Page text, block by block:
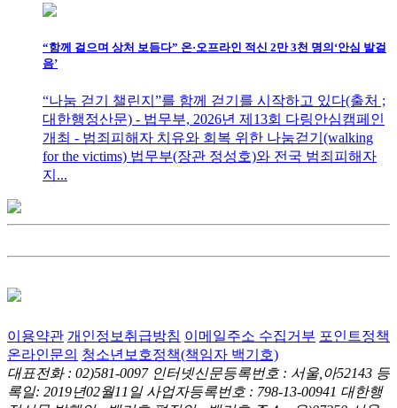
“함께 걸으며 상처 보듬다” 온·오프라인 적신 2만 3천 명의‘안심 발걸
음’
“나눔 걷기 챌린지”를 함께 걷기를 시작하고 있다(출처 ;
대한행정산문) - 법무부, 2026년 제13회 다링안심캠페인
개최 - 범죄피해자 치유와 회복 위한 나눔걷기(walking
for the victims) 법무부(장관 정성호)와 전국 범죄피해자
지...
이용약관 개인정보취급방침 이메일주소 수집거부 포인트정책
온라인문의 청소년보호정책(책임자 백기호)
대표전화 : 02)581-0097 인터넷신문등록번호 : 서울,아52143 등
록일: 2019년02월11일 사업자등록번호 : 798-13-00941 대한행